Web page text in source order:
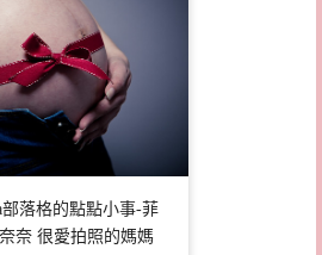
落格的點點小事-菲
奈 很愛拍照的媽媽